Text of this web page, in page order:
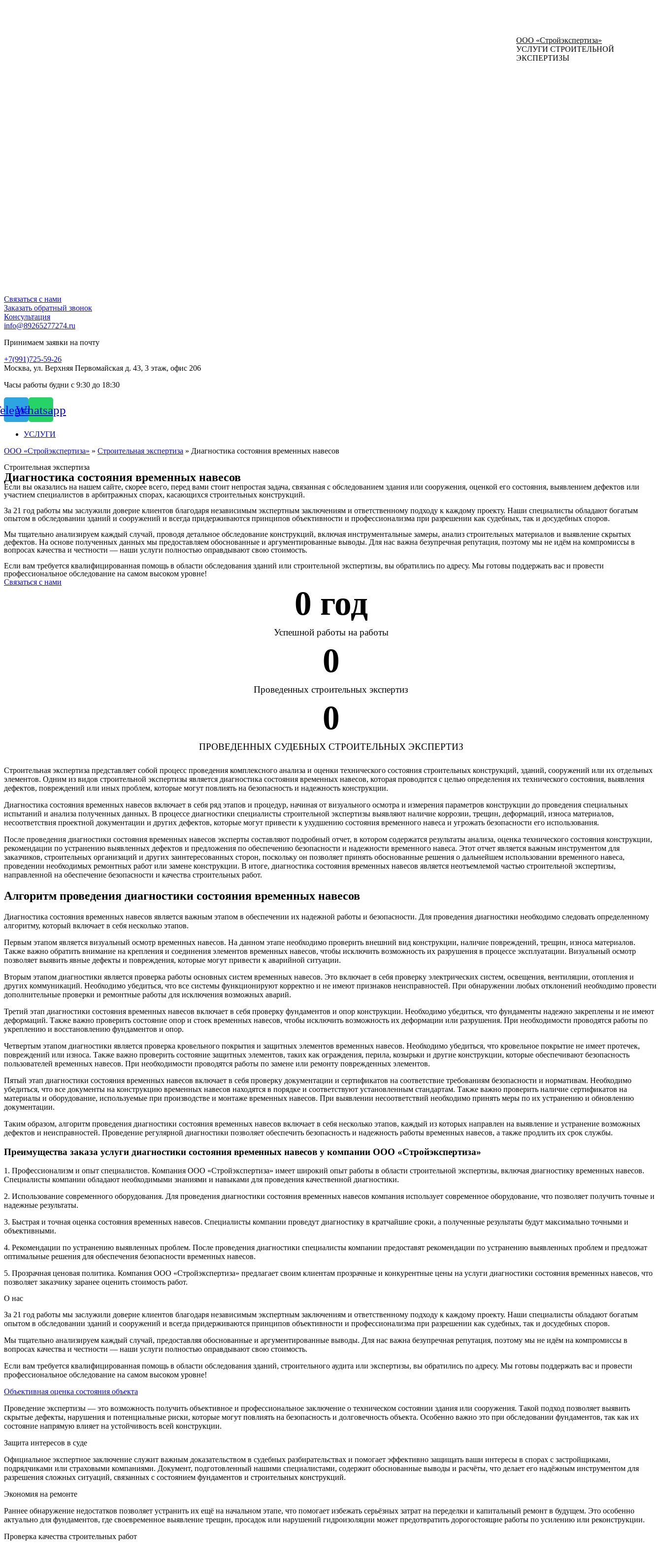
ООО «Стройэкспертиза»
УСЛУГИ СТРОИТЕЛЬНОЙ
ЭКСПЕРТИЗЫ
Связаться с нами
Заказать обратный звонок
Консультация
info@89265277274.ru
Принимаем заявки на почту
+7(991)725-59-26
Москва, ул. Верхняя Первомайская д. 43, 3 этаж, офис 206
Часы работы будни с 9:30 до 18:30
Whatsapp
УСЛУГИ
ООО «Стройэкспертиза» » Строительная экспертиза » Диагностика состояния временных навесов
Строительная экспертиза
Диагностика состояния временных навесов
Если вы оказались на нашем сайте, скорее всего, перед вами стоит непростая задача, связанная с обследованием здания или сооружения, оценкой его состояния, выявлением дефектов или
участием специалистов в арбитражных спорах, касающихся строительных конструкций.
За 21 год работы мы заслужили доверие клиентов благодаря независимым экспертным заключениям и ответственному подходу к каждому проекту. Наши специалисты обладают богатым
опытом в обследовании зданий и сооружений и всегда придерживаются принципов объективности и профессионализма при разрешении как судебных, так и досудебных споров.
Мы тщательно анализируем каждый случай, проводя детальное обследование конструкций, включая инструментальные замеры, анализ строительных материалов и выявление скрытых
дефектов. На основе полученных данных мы предоставляем обоснованные и аргументированные выводы. Для нас важна безупречная репутация, поэтому мы не идём на компромиссы в
вопросах качества и честности — наши услуги полностью оправдывают свою стоимость.
Если вам требуется квалифицированная помощь в области обследования зданий или строительной экспертизы, вы обратились по адресу. Мы готовы поддержать вас и провести
профессиональное обследование на самом высоком уровне!
Связаться с нами
0 год
Успешной работы на работы
0
Проведенных строительных экспертиз
0
ПРОВЕДЕННЫХ СУДЕБНЫХ СТРОИТЕЛЬНЫХ ЭКСПЕРТИЗ
Строительная экспертиза представляет собой процесс проведения комплексного анализа и оценки технического состояния строительных конструкций, зданий, сооружений или их отдельных
элементов. Одним из видов строительной экспертизы является диагностика состояния временных навесов, которая проводится с целью определения их технического состояния, выявления
дефектов, повреждений или иных проблем, которые могут повлиять на безопасность и надежность конструкции.
Диагностика состояния временных навесов включает в себя ряд этапов и процедур, начиная от визуального осмотра и измерения параметров конструкции до проведения специальных
испытаний и анализа полученных данных. В процессе диагностики специалисты строительной экспертизы выявляют наличие коррозии, трещин, деформаций, износа материалов,
несоответствия проектной документации и других дефектов, которые могут привести к ухудшению состояния временного навеса и угрожать безопасности его использования.
После проведения диагностики состояния временных навесов эксперты составляют подробный отчет, в котором содержатся результаты анализа, оценка технического состояния конструкции,
рекомендации по устранению выявленных дефектов и предложения по обеспечению безопасности и надежности временного навеса. Этот отчет является важным инструментом для
заказчиков, строительных организаций и других заинтересованных сторон, поскольку он позволяет принять обоснованные решения о дальнейшем использовании временного навеса,
проведении необходимых ремонтных работ или замене конструкции. В итоге, диагностика состояния временных навесов является неотъемлемой частью строительной экспертизы,
направленной на обеспечение безопасности и качества строительных работ.
Алгоритм проведения диагностики состояния временных навесов
Диагностика состояния временных навесов является важным этапом в обеспечении их надежной работы и безопасности. Для проведения диагностики необходимо следовать определенному
алгоритму, который включает в себя несколько этапов.
Первым этапом является визуальный осмотр временных навесов. На данном этапе необходимо проверить внешний вид конструкции, наличие повреждений, трещин, износа материалов.
Также важно обратить внимание на крепления и соединения элементов временных навесов, чтобы исключить возможность их разрушения в процессе эксплуатации. Визуальный осмотр
позволяет выявить явные дефекты и повреждения, которые могут привести к аварийной ситуации.
Вторым этапом диагностики является проверка работы основных систем временных навесов. Это включает в себя проверку электрических систем, освещения, вентиляции, отопления и
других коммуникаций. Необходимо убедиться, что все системы функционируют корректно и не имеют признаков неисправностей. При обнаружении любых отклонений необходимо провести
дополнительные проверки и ремонтные работы для исключения возможных аварий.
Третий этап диагностики состояния временных навесов включает в себя проверку фундаментов и опор конструкции. Необходимо убедиться, что фундаменты надежно закреплены и не имеют
деформаций. Также важно проверить состояние опор и стоек временных навесов, чтобы исключить возможность их деформации или разрушения. При необходимости проводятся работы по
укреплению и восстановлению фундаментов и опор.
Четвертым этапом диагностики является проверка кровельного покрытия и защитных элементов временных навесов. Необходимо убедиться, что кровельное покрытие не имеет протечек,
повреждений или износа. Также важно проверить состояние защитных элементов, таких как ограждения, перила, козырьки и другие конструкции, которые обеспечивают безопасность
пользователей временных навесов. При необходимости проводятся работы по замене или ремонту поврежденных элементов.
Пятый этап диагностики состояния временных навесов включает в себя проверку документации и сертификатов на соответствие требованиям безопасности и нормативам. Необходимо
убедиться, что все документы на конструкцию временных навесов находятся в порядке и соответствуют установленным стандартам. Также важно проверить наличие сертификатов на
материалы и оборудование, используемые при производстве и монтаже временных навесов. При выявлении несоответствий необходимо принять меры по их устранению и обновлению
документации.
Таким образом, алгоритм проведения диагностики состояния временных навесов включает в себя несколько этапов, каждый из которых направлен на выявление и устранение возможных
дефектов и неисправностей. Проведение регулярной диагностики позволяет обеспечить безопасность и надежность работы временных навесов, а также продлить их срок службы.
Преимущества заказа услуги диагностики состояния временных навесов у компании ООО «Стройэкспертиза»
1. Профессионализм и опыт специалистов. Компания ООО «Стройэкспертиза» имеет широкий опыт работы в области строительной экспертизы, включая диагностику временных навесов.
Специалисты компании обладают необходимыми знаниями и навыками для проведения качественной диагностики.
2. Использование современного оборудования. Для проведения диагностики состояния временных навесов компания использует современное оборудование, что позволяет получить точные и
надежные результаты.
3. Быстрая и точная оценка состояния временных навесов. Специалисты компании проведут диагностику в кратчайшие сроки, а полученные результаты будут максимально точными и
объективными.
4. Рекомендации по устранению выявленных проблем. После проведения диагностики специалисты компании предоставят рекомендации по устранению выявленных проблем и предложат
оптимальные решения для обеспечения безопасности временных навесов.
5. Прозрачная ценовая политика. Компания ООО «Стройэкспертиза» предлагает своим клиентам прозрачные и конкурентные цены на услуги диагностики состояния временных навесов, что
позволяет заказчику заранее оценить стоимость работ.
О нас
За 21 год работы мы заслужили доверие клиентов благодаря независимым экспертным заключениям и ответственному подходу к каждому проекту. Наши специалисты обладают богатым
опытом в обследовании зданий и сооружений и всегда придерживаются принципов объективности и профессионализма при разрешении как судебных, так и досудебных споров.
Мы тщательно анализируем каждый случай, предоставляя обоснованные и аргументированные выводы. Для нас важна безупречная репутация, поэтому мы не идём на компромиссы в
вопросах качества и честности — наши услуги полностью оправдывают свою стоимость.
Если вам требуется квалифицированная помощь в области обследования зданий, строительного аудита или экспертизы, вы обратились по адресу. Мы готовы поддержать вас и провести
профессиональное обследование на самом высоком уровне!
Объективная оценка состояния объекта
Проведение экспертизы — это возможность получить объективное и профессиональное заключение о техническом состоянии здания или сооружения. Такой подход позволяет выявить
скрытые дефекты, нарушения и потенциальные риски, которые могут повлиять на безопасность и долговечность объекта. Особенно важно это при обследовании фундаментов, так как их
состояние напрямую влияет на устойчивость всей конструкции.
Защита интересов в суде
Официальное экспертное заключение служит важным доказательством в судебных разбирательствах и помогает эффективно защищать ваши интересы в спорах с застройщиками,
подрядчиками или страховыми компаниями. Документ, подготовленный нашими специалистами, содержит обоснованные выводы и расчёты, что делает его надёжным инструментом для
разрешения сложных ситуаций, связанных с состоянием фундаментов и строительных конструкций.
Экономия на ремонте
Раннее обнаружение недостатков позволяет устранить их ещё на начальном этапе, что помогает избежать серьёзных затрат на переделки и капитальный ремонт в будущем. Это особенно
актуально для фундаментов, где своевременное выявление трещин, просадок или нарушений гидроизоляции может предотвратить дорогостоящие работы по усилению или реконструкции.
Проверка качества строительных работ